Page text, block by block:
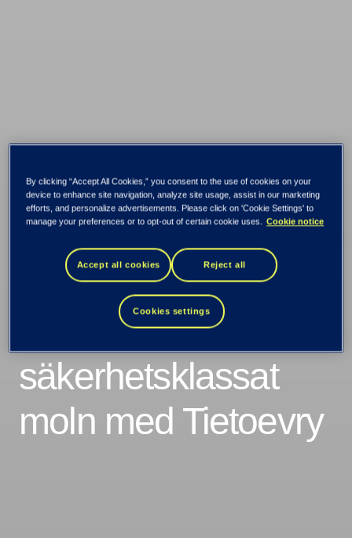
Västra
Götalandsregionen
lyfter ServiceNow till
nationellt
säkerhetsklassat
moln med Tietoevry
By clicking “Accept All Cookies,” you consent to the use of cookies on your
device to enhance site navigation, analyze site usage, assist in our marketing
efforts, and personalize advertisements. Please click on 'Cookie Settings' to
manage your preferences or to opt-out of certain cookie uses.
Cookie notice
Accept all cookies Reject all
Cookies settings